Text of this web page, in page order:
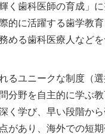
く歯科医師の育成」
的に活躍する歯学教
める歯科医療人など
るユニークな制度（
分野を自主的に学ぶ
く学び、早い段階か
があり、海外での短